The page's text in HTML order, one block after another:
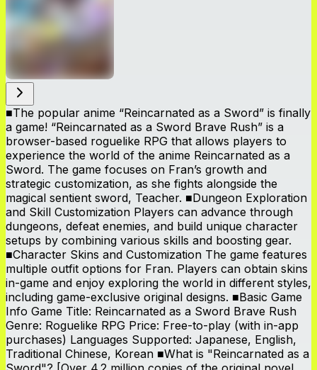
■The popular anime “Reincarnated as a Sword” is finally
a game! “Reincarnated as a Sword Brave Rush” is a
browser-based roguelike RPG that allows players to
experience the world of the anime Reincarnated as a
Sword. The game focuses on Fran’s growth and
strategic customization, as she fights alongside the
magical sentient sword, Teacher. ■Dungeon Exploration
and Skill Customization Players can advance through
dungeons, defeat enemies, and build unique character
setups by combining various skills and boosting gear.
■Character Skins and Customization The game features
multiple outfit options for Fran. Players can obtain skins
in-game and enjoy exploring the world in different styles,
including game-exclusive original designs. ■Basic Game
Info Game Title: Reincarnated as a Sword Brave Rush
Genre: Roguelike RPG Price: Free-to-play (with in-app
purchases) Languages Supported: Japanese, English,
Traditional Chinese, Korean ■What is "Reincarnated as a